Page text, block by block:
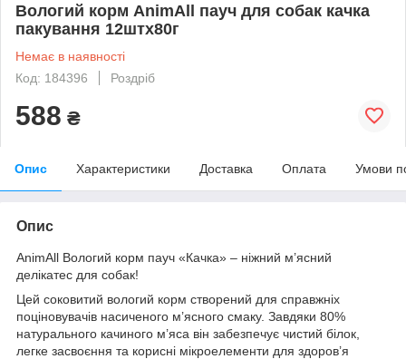
Вологий корм AnimAll пауч для собак качка
пакування 12штx80г
Немає в наявності
Код: 184396
Роздріб
588 ₴
Опис Характеристики Доставка Оплата Умови
Опис
AnimAll Вологий корм пауч «Качка» – ніжний м’ясний
делікатес для собак!
Цей соковитий вологий корм створений для справжніх
поціновувачів насиченого м’ясного смаку. Завдяки 80%
натурального качиного м’яса він забезпечує чистий білок,
легке засвоєння та корисні мікроелементи для здоров’я